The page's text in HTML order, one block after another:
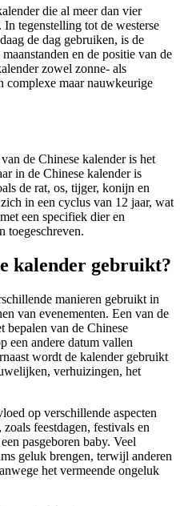
die al meer dan vier
tegenstelling tot de westerse
de dag gebruiken, is de
en de positie van de
zowel zonne- als
complexe maar nauwkeurige
de Chinese kalender is het
in de Chinese kalender is
de rat, os, tijger, konijn en
in een cyclus van 12 jaar, wat
een specifiek dier en
toegeschreven.
kalender gebruikt?
manieren gebruikt in
van evenementen. Een van de
bepalen van de Chinese
een andere datum vallen
wordt de kalender gebruikt
verhuizingen, het
op verschillende aspecten
feestdagen, festivals en
pasgeboren baby. Veel
geluk brengen, terwijl anderen
het vermeende ongeluk